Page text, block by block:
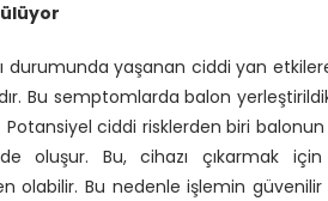
durumunda yaşanan ciddi yan
Bu semptomlarda balon
ciddi risklerden biri
oluşur. Bu, cihazı çıkarmak
olabilir. Bu nedenle işlemin